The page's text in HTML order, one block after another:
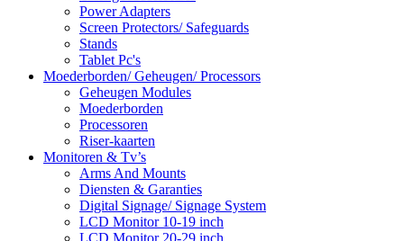
Power Adapters
Screen Protectors/ Safeguards
Stands
Tablet Pc's
Moederborden/ Geheugen/ Processors
Geheugen Modules
Moederborden
Processoren
Riser-kaarten
Monitoren & Tv’s
Arms And Mounts
Diensten & Garanties
Digital Signage/ Signage System
LCD Monitor 10-19 inch